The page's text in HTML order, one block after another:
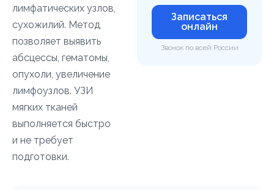
лимфатических узлов,
сухожилий. Метод
позволяет выявить
абсцессы, гематомы,
опухоли, увеличение
лимфоузлов. УЗИ
мягких тканей
выполняется быстро
и не требует
подготовки.
Записаться
онлайн
Звонок по всей России